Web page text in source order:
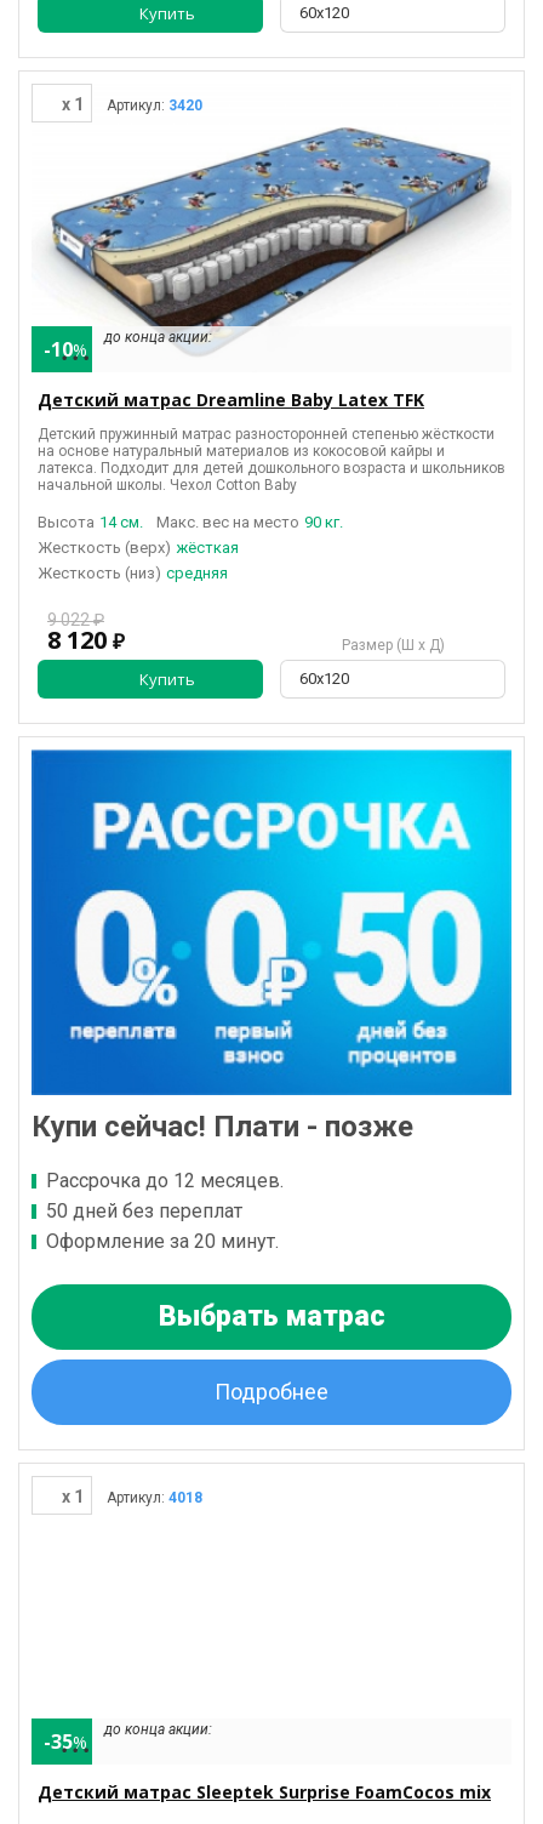
Купить 60х120
-10%
до конца акции:
x 1 Артикул: 3420
Детский матрас Dreamline Baby Latex TFK
9 022 ₽
8 120 ₽ Размер (Ш х Д)
Купить 60х120
Детский пружинный матрас разносторонней степенью жёсткости
на основе натуральный материалов из кокосовой кайры и
латекса. Подходит для детей дошкольного возраста и школьников
начальной школы. Чехол Cotton Baby
Высота 14 см. Макс. вес на место 90 кг.
(верх) жёсткая
(низ) средняя
Купи сейчас! Плати - позже
Рассрочка до 12 месяцев.
50 дней без переплат
Оформление за 20 минут.
Выбрать матрас
Подробнее
-35%
до конца акции:
x 1 Артикул: 4018
Детский матрас Sleeptek Surprise FoamCocos mix